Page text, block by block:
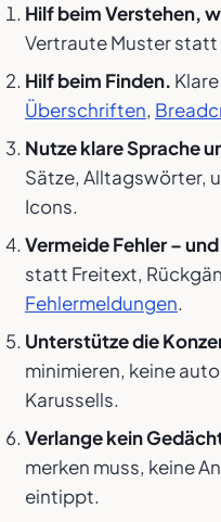
Hilf beim Verstehen,
Vertraute Muster
Hilf beim Finden.
Überschriften,
Nutze klare Sprache
Sätze, Alltagswörter,
Icons.
Vermeide Fehler –
statt Freitext,
Fehlermeldungen.
Unterstütze die
minimieren, keine
Karussells.
Verlange kein
merken muss, keine
eintippt.